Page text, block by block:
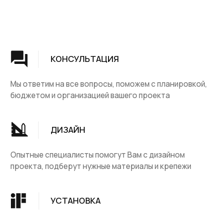
ДЛЯ КЛИЕНТОВ
КАТАЛОГ
Деревянные лестницы
Блог
Винтовые лестницы
Комплектующие